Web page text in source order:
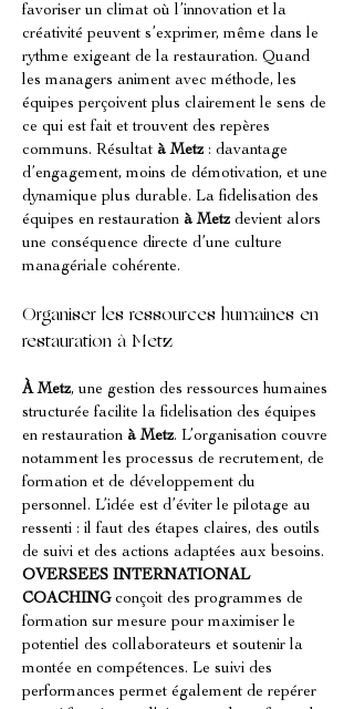
favoriser un climat où l’innovation et la
créativité peuvent s’exprimer, même dans le
rythme exigeant de la restauration. Quand
les managers animent avec méthode, les
équipes perçoivent plus clairement le sens de
ce qui est fait et trouvent des repères
communs. Résultat à Metz : davantage
d’engagement, moins de démotivation, et une
dynamique plus durable. La fidelisation des
équipes en restauration à Metz devient alors
une conséquence directe d’une culture
managériale cohérente.
Organiser les ressources humaines en
restauration à Metz
À Metz, une gestion des ressources humaines
structurée facilite la fidelisation des équipes
en restauration à Metz. L’organisation couvre
notamment les processus de recrutement, de
formation et de développement du
personnel. L’idée est d’éviter le pilotage au
ressenti : il faut des étapes claires, des outils
de suivi et des actions adaptées aux besoins.
OVERSEES INTERNATIONAL
COACHING conçoit des programmes de
formation sur mesure pour maximiser le
potentiel des collaborateurs et soutenir la
montée en compétences. Le suivi des
performances permet également de repérer